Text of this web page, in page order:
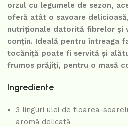
orzul cu legumele de sezon,
oferă atât o savoare
nutriționale datorită fibrelor și
conțin. Ideală pentru întreaga
tocăniță poate fi servită și
frumos prăjiți, pentru o masă
Ingrediente
3 linguri ulei de floarea-
aromă delicată